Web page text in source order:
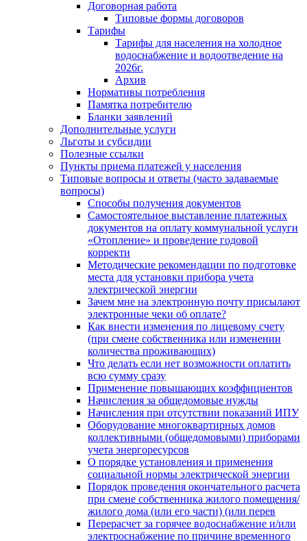
Договорная работа
Типовые формы договоров
Тарифы
Тарифы для населения на холодное
водоснабжение и водоотведение на
2026г.
Архив
Нормативы потребления
Памятка потребителю
Бланки заявлений
Дополнительные услуги
Льготы и субсидии
Полезные ссылки
Пункты приема платежей у населения
Типовые вопросы и ответы (часто задаваемые
вопросы)
Способы получения документов
Самостоятельное выставление платежных
документов на оплату коммунальной услуги
«Отопление» и проведение годовой
корректи
Методические рекомендации по подготовке
места для установки прибора учета
электрической энергии
Зачем мне на электронную почту присылают
электронные чеки об оплате?
Как внести изменения по лицевому счету
(при смене собственника или изменении
количества проживающих)
Что делать если нет возможности оплатить
всю сумму сразу
Применение повышающих коэффициентов
Начисления за общедомовые нужды
Начисления при отсутствии показаний ИПУ
Оборудование многоквартирных домов
коллективными (общедомовыми) приборами
учета энергоресурсов
О порядке установления и применения
социальной нормы электрической энергии
Порядок проведения окончательного расчета
при смене собственника жилого помещения/
жилого дома (или его части) (или перев
Перерасчет за горячее водоснабжение и/или
электроснабжение по причине временного